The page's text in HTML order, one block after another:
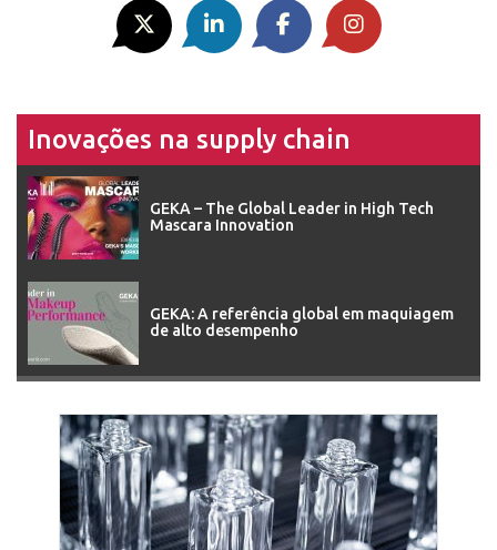
Inovações na supply chain
GEKA – The Global Leader in High Tech
Mascara Innovation
GEKA: A referência global em maquiagem
de alto desempenho